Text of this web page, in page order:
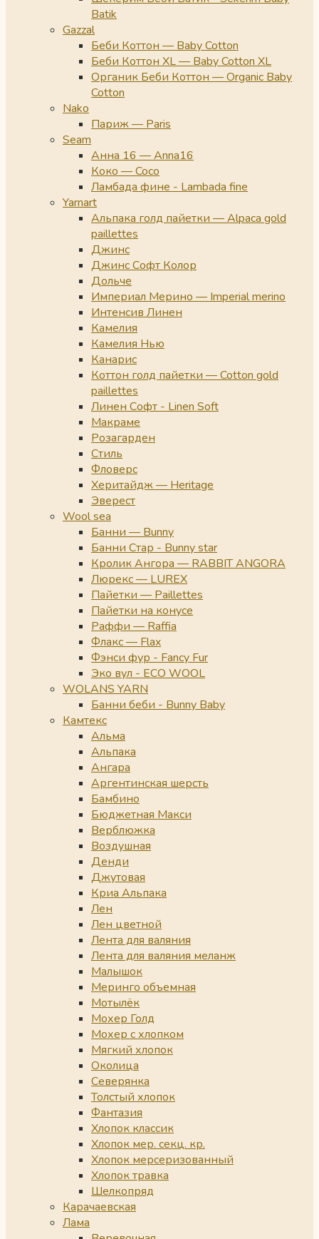
Batik
Gazzal
Беби Коттон — Baby Cotton
Беби Коттон XL — Baby Cotton XL
Органик Беби Коттон — Organic Baby
Cotton
Nako
Париж — Paris
Seam
Анна 16 — Anna16
Коко — Coco
Ламбада фине - Lambada fine
Yarnart
Альпака голд пайетки — Alpaca gold
paillettes
Джинс
Джинс Софт Колор
Дольче
Империал Мерино — Imperial merino
Интенсив Линен
Камелия
Камелия Нью
Канарис
Коттон голд пайетки — Cotton gold
paillettes
Линен Софт - Linen Soft
Макраме
Розагарден
Стиль
Фловерс
Херитайдж — Heritage
Эверест
Wool sea
Банни — Bunny
Банни Стар - Bunny star
Кролик Ангора — RABBIT ANGORA
Люрекс — LUREX
Пайетки — Paillettes
Пайетки на конусе
Раффи — Raffia
Флакс — Flax
Фэнси фур - Fancy Fur
Эко вул - ECO WOOL
WOLANS YARN
Банни беби - Bunny Baby
Камтекс
Альма
Альпака
Ангара
Аргентинская шерсть
Бамбино
Бюджетная Макси
Верблюжка
Воздушная
Денди
Джутовая
Криа Альпака
Лен
Лен цветной
Лента для валяния
Лента для валяния меланж
Малышок
Меринго объемная
Мотылёк
Мохер Голд
Мохер с хлопком
Мягкий хлопок
Околица
Северянка
Толстый хлопок
Фантазия
Хлопок классик
Хлопок мер. секц. кр.
Хлопок мерсеризованный
Хлопок травка
Шелкопряд
Карачаевская
Лама